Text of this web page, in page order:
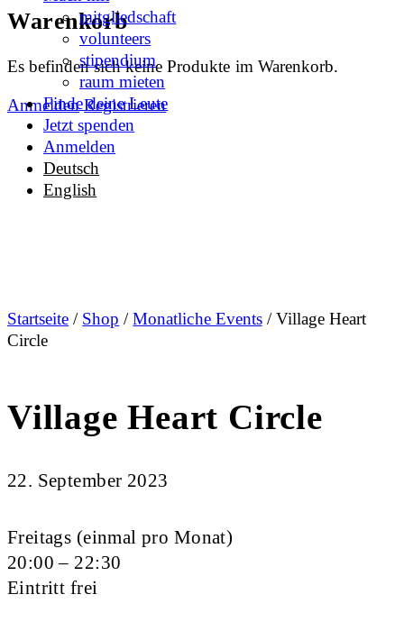
More
Warenkorb
Es befinden sich keine Produkte im Warenkorb.
Anmelden Registrieren
mitgliedschaft
volunteers
stipendium
raum mieten
Finde deine Leute
Jetzt spenden
Anmelden
Deutsch
English
Startseite / Shop /Monatliche Events/ Village Heart
Circle
Village Heart Circle
22. September 2023
Freitags (einmal pro Monat)
20:00 – 22:30
Eintritt frei